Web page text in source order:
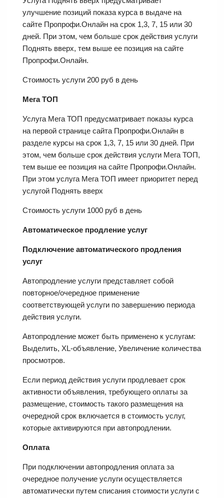
улучшение позиций показа курса в выдаче на
сайте Пропрофи.Онлайн на срок 1,3, 7, 15 или 30
дней. При этом, чем больше срок действия услуги
Поднять вверх, тем выше ее позиция на сайте
Пропрофи.Онлайн.
Стоимость услуги 200 руб в день
Мега ТОП
Услуга Мега ТОП предусматривает показы курса
на первой странице сайта Пропрофи.Онлайн в
разделе курсы на срок 1,3, 7, 15 или 30 дней. При
этом, чем больше срок действия услуги Мега ТОП,
тем выше ее позиция на сайте Пропрофи.Онлайн.
При этом услуга Мега ТОП имеет приоритет перед
услугой Поднять вверх
Стоимость услуги 1000 руб в день
Автоматическое продление услуг
Подключение автоматического продления
услуг
Автопродление услуги представляет собой
повторное/очередное применение
соответствующей услуги по завершению периода
действия услуги.
Автопродление может быть применено к услугам:
Выделить, XL-объявление, Увеличение количества
просмотров.
Если период действия услуги продлевает срок
активности объявления, требующего оплаты за
размещение, стоимость такого размещения на
очередной срок включается в стоимость услуг,
которые активируются при автопродлении.
Оплата
При подключении автопродления оплата за
очередное получение услуги осуществляется
автоматически путем списания стоимости услуги с